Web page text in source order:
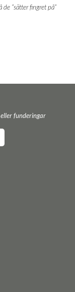
”sät­ter fing­ret på”
funderingar